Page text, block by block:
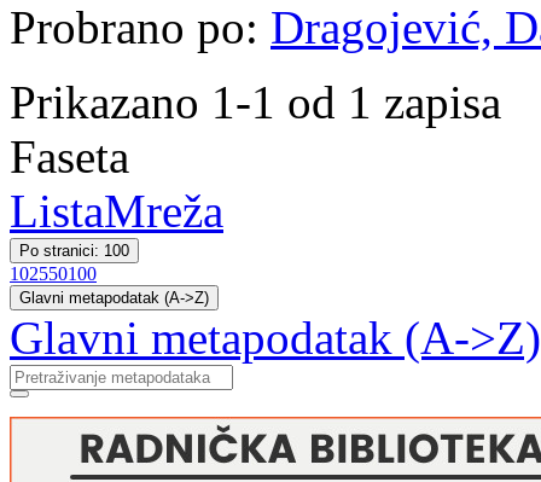
Probrano po: Dragojević,
Prikazano 1-1 od 1 zapisa
Faseta
ListaMreža
Po stranici: 100
102550100
Glavni metapodatak (A->Z)
Glavni metapodatak (A->Z)